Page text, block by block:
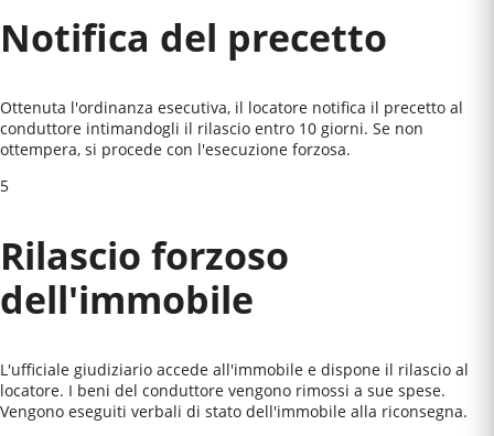
Notifica del precetto
Ottenuta l'ordinanza esecutiva, il locatore notifica il precetto al
conduttore intimandogli il rilascio entro 10 giorni. Se non
ottempera, si procede con l'esecuzione forzosa.
5
Rilascio forzoso
dell'immobile
L'ufficiale giudiziario accede all'immobile e dispone il rilascio al
locatore. I beni del conduttore vengono rimossi a sue spese.
Vengono eseguiti verbali di stato dell'immobile alla riconsegna.